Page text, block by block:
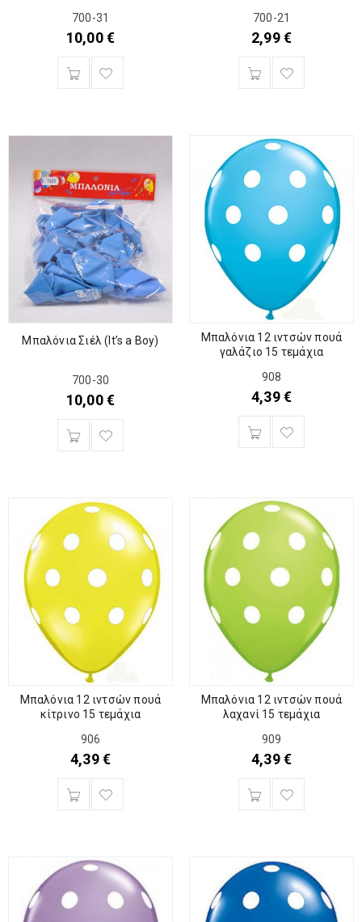
700-31
10,00€
700-21
2,99€
Μπαλόνια Σιέλ (It’s a Boy)
700-30
10,00€
Μπαλόνια 12 ιντσών πουά
γαλάζιο 15 τεμάχια
908
4,39€
Μπαλόνια 12 ιντσών πουά
κίτρινο 15 τεμάχια
906
4,39€
Μπαλόνια 12 ιντσών πουά
λαχανί 15 τεμάχια
909
4,39€